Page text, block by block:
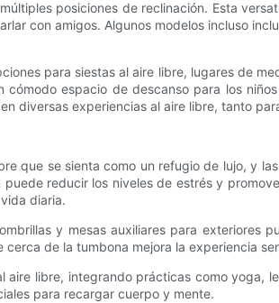
posiciones de reclinación. Esta
con amigos. Algunos modelos incluso
para siestas al aire libre, lugares de
espacio de descanso para los
diversas experiencias al aire libre, tanto
que se sienta como un refugio de lujo, y
reducir los niveles de estrés y
diaria.
y mesas auxiliares para exteriores
de la tumbona mejora la experiencia
libre, integrando prácticas como yoga,
para recargar cuerpo y mente.